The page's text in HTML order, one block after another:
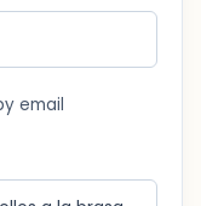
email